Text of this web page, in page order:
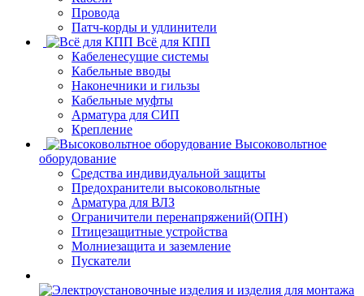
Провода
Патч-корды и удлинители
Всё для КПП
Кабеленесущие системы
Кабельные вводы
Наконечники и гильзы
Кабельные муфты
Арматура для СИП
Крепление
Высоковольтное
оборудование
Средства индивидуальной защиты
Предохранители высоковольтные
Арматура для ВЛЗ
Ограничители перенапряжений(ОПН)
Птицезащитные устройства
Молниезащита и заземление
Пускатели